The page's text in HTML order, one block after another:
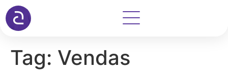
Tag: Vendas